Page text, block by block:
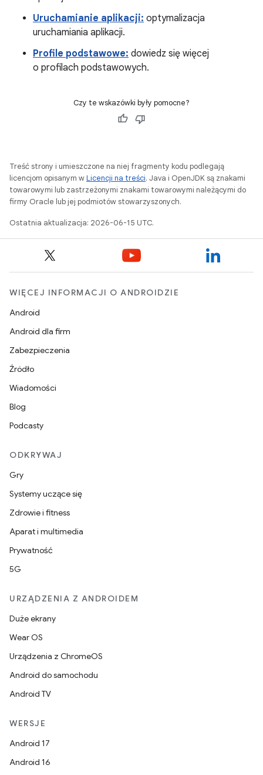
Uruchamianie aplikacji: optymalizacja
uruchamiania aplikacji.
Profile podstawowe: dowiedz się więcej
o profilach podstawowych.
Czy te wskazówki były pomocne?
Treść strony i umieszczone na niej fragmenty kodu podlegają
licencjom opisanym wLicencji na treści. Java i OpenJDK są znakami
towarowymi lub zastrzeżonymi znakami towarowymi należącymi do
firmy Oracle lub jej podmiotów stowarzyszonych.
Ostatnia aktualizacja: 2026-06-15 UTC.
WIĘCEJ INFORMACJI O ANDROIDZIE
Android
Android dla firm
Zabezpieczenia
Źródło
Wiadomości
Blog
Podcasty
ODKRYWAJ
Gry
Systemy uczące się
Zdrowie i fitness
Aparat i multimedia
Prywatność
5G
URZĄDZENIA Z ANDROIDEM
Duże ekrany
Wear OS
Urządzenia z ChromeOS
Android do samochodu
Android TV
WERSJE
Android 17
Android 16